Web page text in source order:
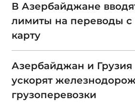
В Азербайджане
лимиты на переводы с
карту
Азербайджан и Грузия
ускорят
грузоперевозки